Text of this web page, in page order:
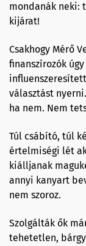
mondanák neki:
kijárat!
Csakhogy Mérő
finanszírozók
választást
ha nem. Nem
Túl csábító, túl
értelmiségi lét
kiálljanak
annyi kanyart
nem szoroz.
Szolgálták ők
tehetetlen,